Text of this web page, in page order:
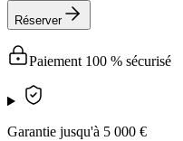
Réserver
Paiement 100 % sécurisé
Garantie jusqu'à 5 000 €